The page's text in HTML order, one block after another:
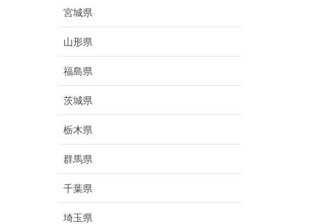
宮城県
山形県
福島県
茨城県
栃木県
群馬県
千葉県
埼玉県